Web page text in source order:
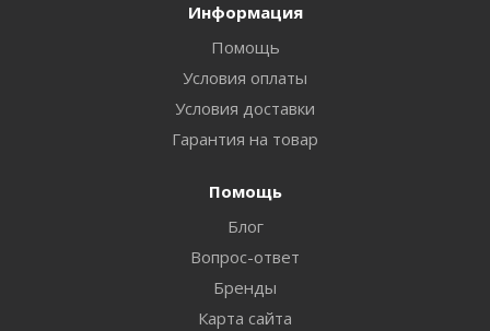
Информация
Помощь
Условия оплаты
Условия доставки
Гарантия на товар
Помощь
Блог
Вопрос-ответ
Бренды
Карта сайта